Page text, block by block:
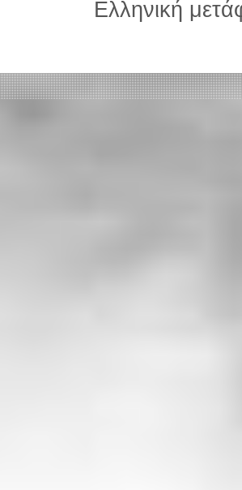
Ελληνική